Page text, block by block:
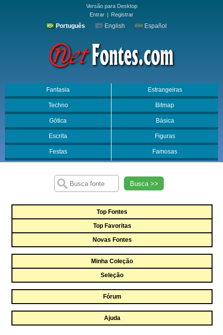
Versão para Desktop
Entrar | Registrar
Português English Español
Fantasia Estrangeiras
Techno Bitmap
Gótica Básica
Escrita Figuras
Festas Famosas
Busca >>
Top Fontes
Top Favoritas
Novas Fontes
Minha Coleção
Seleção
Fórum
Ajuda